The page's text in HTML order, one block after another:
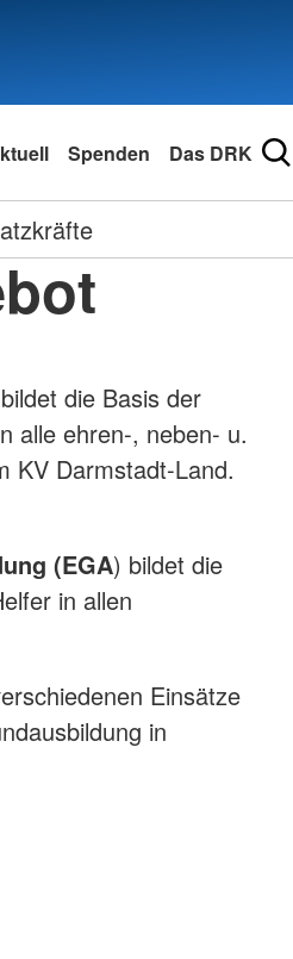
Spenden Das DRK
die Basis der
alle ehren-, neben- u.
KV Darmstadt-Land.
(EGA) bildet die
in allen
Einsätze
in